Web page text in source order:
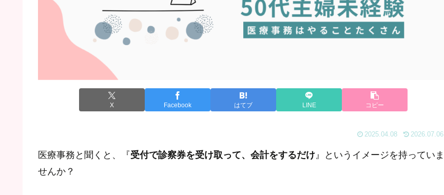
X Facebook はてブ LINE コピー
2025.04.08 2026.07.06
医療事務と聞くと、『受付で診察券を受け取って、会計をするだけ 』というイメージを持っていま
せんか？